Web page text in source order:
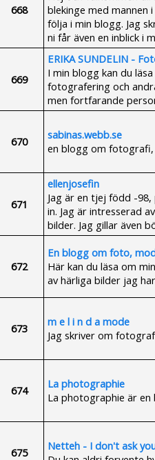
668
blekinge med mannen
följa i min blogg. Jag
ni får även en inblick i
669
ERIKA SUNDELIN -
I min blogg kan du
fotografering och
men fortfarande
670
sabinas.webb.se
en blogg om fotografi,
671
ellenjosefin
Jag är en tjej född -
in. Jag är intresserad
bilder. Jag gillar även
672
En blogg om foto,
Här kan du läsa om
av härliga bilder jag
673
m e l i n d a mode
Jag skriver om
674
La photographie
La photographie är
675
Netteh - I don't ask